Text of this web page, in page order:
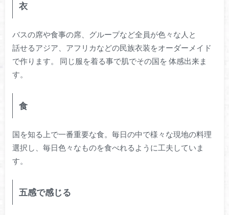
衣
バスの席や食事の席、グループなど全員が色々な人と
話せるアジア、アフリカなどの民族衣装をオーダーメイド
で作ります。 同じ服を着る事で肌でその国を 体感出来ま
す。
食
国を知る上で一番重要な食。毎日の中で様々な現地の料理
選択し、毎日色々なものを食べれるように工夫していま
す。
五感で感じる